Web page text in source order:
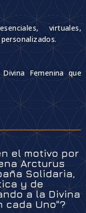
virtuales,
Femenina que
el motivo por
Arcturus
Solidaria,
y de
a la Divina
cada Uno"?